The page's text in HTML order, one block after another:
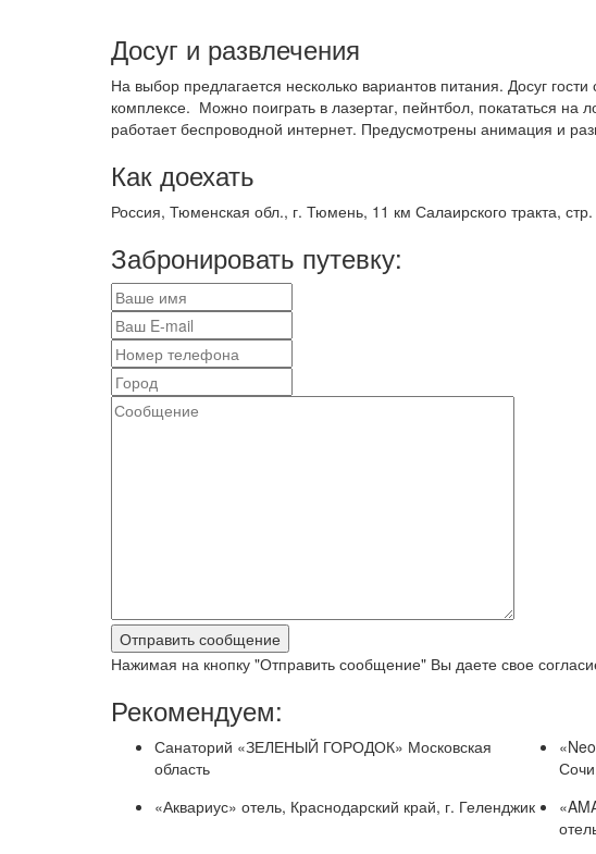
Досуг и развлечения
На выбор предлагается несколько вариантов питания. Досуг
комплексе. Можно поиграть в лазертаг, пейнтбол, покататься
работает беспроводной интернет. Предусмотрены анимация и
Как доехать
Россия, Тюменская обл., г. Тюмень, 11 км Салаирского тракта, стр.
Забронировать путевку:
Нажимая на кнопку "Отправить сообщение" Вы даете свое
Рекомендуем:
Санаторий «ЗЕЛЕНЫЙ ГОРОДОК» Московская
область
«Аквариус» отель, Краснодарский край, г. Геленджик